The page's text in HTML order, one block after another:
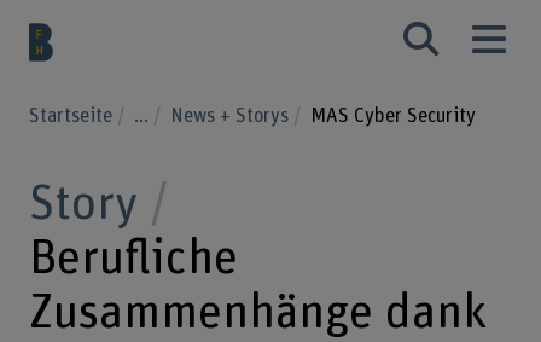
Startseite ... News + Storys MAS Cyber Security
Story
Berufliche
Zusammenhänge dank